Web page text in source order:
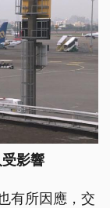
影響
有所因應，交